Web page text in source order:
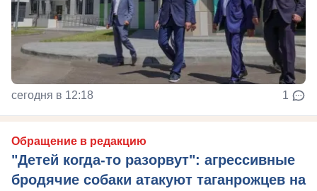
сегодня в 12:18 1
Обращение в редакцию
"Детей когда-то разорвут": агрессивные
бродячие собаки атакуют таганрожцев на